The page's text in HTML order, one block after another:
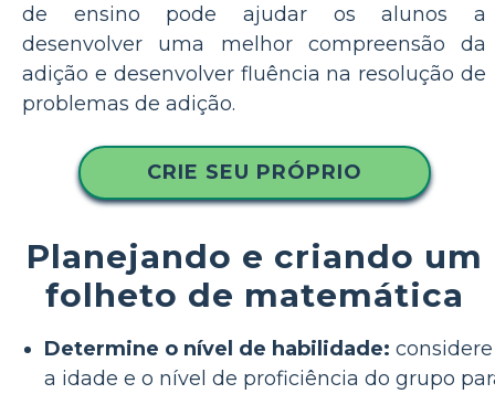
de ensino pode ajudar os alunos a
desenvolver uma melhor compreensão da
adição e desenvolver fluência na resolução de
problemas de adição.
CRIE SEU PRÓPRIO
Planejando e criando um
folheto de matemática
Determine o nível de habilidade: considere
a idade e o nível de proficiência do grupo